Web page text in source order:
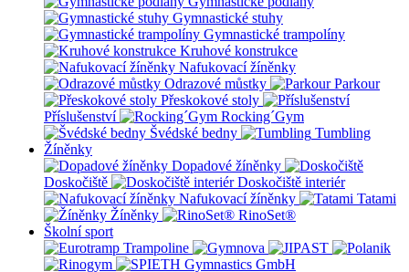
Gymnastické stuhy
Gymnastické trampolíny
Kruhové konstrukce
Nafukovací žíněnky
Odrazové můstky
Parkour
Přeskokové stoly
Příslušenství
Rocking´Gym
Švédské bedny
Tumbling
Žíněnky
Dopadové žíněnky
Doskočiště
Doskočiště interiér
Nafukovací žíněnky
Tatami
Žíněnky
RinoSet®
Školní sport